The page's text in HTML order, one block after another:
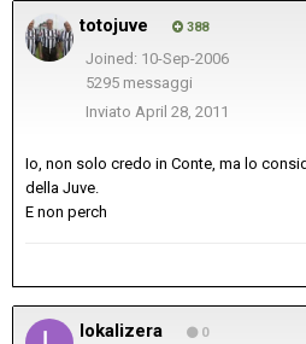
totojuve 388
Joined: 10-Sep-2006
5295 messaggi
Inviato April 28, 2011
Io, non solo credo in Conte, ma lo
della Juve.
E non perch
lokalizera 0